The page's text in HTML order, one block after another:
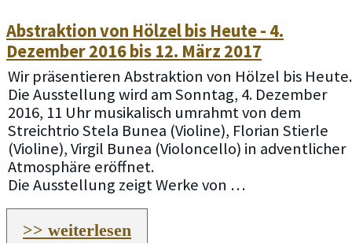
Abstraktion von Hölzel bis Heute - 4.
Dezember 2016 bis 12. März 2017
Wir präsentieren Abstraktion von Hölzel bis Heute.
Die Ausstellung wird am Sonntag, 4. Dezember
2016, 11 Uhr musikalisch umrahmt von dem
Streichtrio Stela Bunea (Violine), Florian Stierle
(Violine), Virgil Bunea (Violoncello) in adventlicher
Atmosphäre eröffnet.
Die Ausstellung zeigt Werke von …
>> weiterlesen